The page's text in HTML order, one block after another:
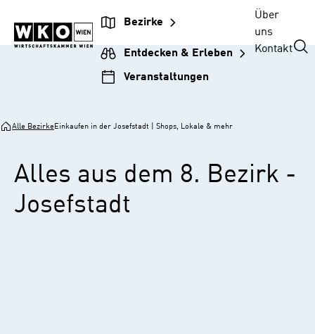
Unternehmensnavigation
springen
Inhalt
springen
Hauptnavigation
springen
Footer
springen
Bezirke
Entdecken & Erleben
Veranstaltungen
Über
uns
Kontakt
Alle BezirkeEinkaufen in der Josefstadt | Shops, Lokale & mehr
Alles aus dem 8. Bezirk -
Josefstadt